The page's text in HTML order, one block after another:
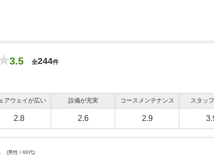
3.5 全244件
アウェイが広い 設備が充実 コースメンテナンス スタッ
2.8 2.6 2.9
(男性 / 60代)